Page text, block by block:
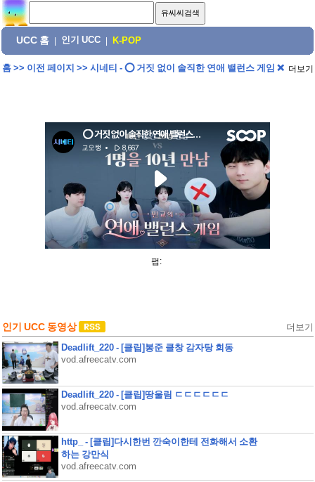
UCC 홈 인기 UCC K-POP
홈>> 이전 페이지 >> 시네티 - ⭕ 거짓 없이 솔직한 연애 밸런스 게임 ❌ 더보기
펌:
인기 UCC 동영상 더보기
Deadlift_220 - [클립]봉준 클창 감자탕 회동
vod.afreecatv.com
Deadlift_220 - [클립]땅울림 ㄷㄷㄷㄷㄷㄷ
vod.afreecatv.com
http_ - [클립]다시한번 깐숙이한테 전화해서 소환
하는 강만식
vod.afreecatv.com